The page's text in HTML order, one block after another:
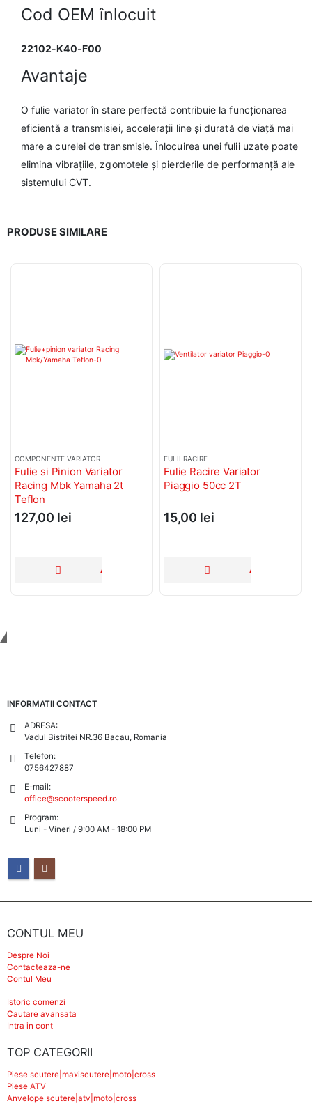
Cod OEM înlocuit
22102-K40-F00
Avantaje
O fulie variator în stare perfectă contribuie la funcționarea
eficientă a transmisiei, accelerații line și durată de viață mai
mare a curelei de transmisie. Înlocuirea unei fulii uzate poate
elimina vibrațiile, zgomotele și pierderile de performanță ale
sistemului CVT.
PRODUSE SIMILARE
COMPONENTE VARIATOR
Fulie si Pinion Variator
Racing Mbk Yamaha 2t
Teflon
127,00 lei
ADAUGĂ ÎN COȘ
FULII RACIRE
Fulie Racire Variator
Piaggio 50cc 2T
15,00 lei
ADAUGĂ ÎN
INFORMATII CONTACT
ADRESA:
Vadul Bistritei NR.36 Bacau, Romania
Telefon:
0756427887
E-mail:
office@scooterspeed.ro
Program:
Luni - Vineri / 9:00 AM - 18:00 PM
CONTUL MEU
Despre Noi
Contacteaza-ne
Contul Meu
Istoric comenzi
Cautare avansata
Intra in cont
TOP CATEGORII
Piese scutere|maxiscutere|moto|cross
Piese ATV
Anvelope scutere|atv|moto|cross